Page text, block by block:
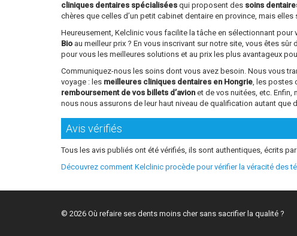
cliniques dentaires spécialisées qui proposent des soins
chères que celles d’un petit cabinet dentaire en province, mais
Heureusement, Kelclinic vous facilite la tâche en sélectionnant
Bio au meilleur prix ? En vous inscrivant sur notre site, vous êtes sûr
pour vous les meilleures solutions et au prix les plus avantageux
Communiquez-nous les soins dont vous avez besoin. Nous vous
voyage : les meilleures cliniques dentaires en Hongrie, les postes
remboursement de vos billets d’avion et de vos nuitées, etc.
nous nous assurons de leur haut niveau de qualification autant
Avis vérifiés
Tous les avis publiés ont été vérifiés, ils sont authentiques, écrits
Découvrez comment Kelclinic procède pour vérifier la véracité des
© 2026 Où refaire ses dents moins cher sans sacrifier la qualité ?